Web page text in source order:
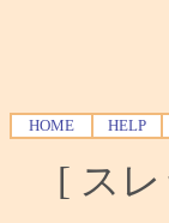
HOME HELP
[ ス